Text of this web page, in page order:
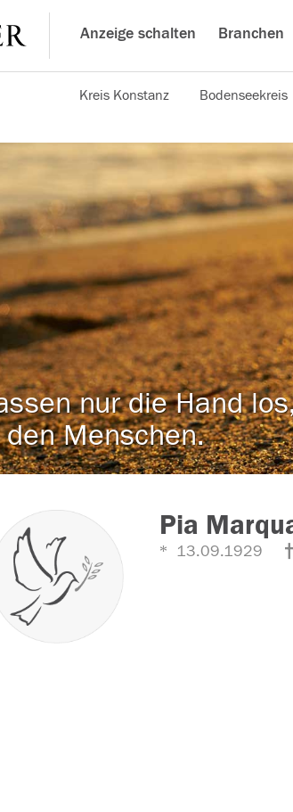
Anzeige schalten Branchen
Kreis Konstanz Bodenseekreis
nur die Hand
Menschen.
Pia
13.09.1929